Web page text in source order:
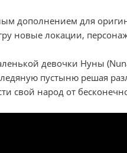
дополнением для
новые локации,
девочки Нуны
пустыню решая
свой народ от